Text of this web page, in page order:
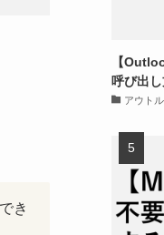
き
【
呼び出
アウト